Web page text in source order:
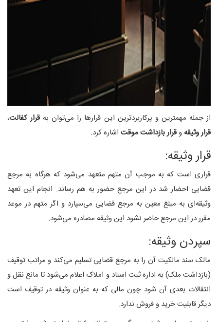
از جمله مهمترین و پرکاربردترین این قرارها را می‌توان به قرار کفالت،
قرار وثیقه وقرار بازداشت موقت اشاره کرد.
قرار وثیقه:
قراری است که به موجب آن متهم متعهد می‌شود که هرگاه به مرجع
قضایی احضار شد در این مرجع حضور به هم رساند. انجام این تعهد
وثیقه‌ای به مبلغ معین به مرجع قضایی می‌سپارد و اگر متهم در موعد
مقرر در این مرجع حاضر نشود این وثیقه مصادره می‌شود.
سپردن وثیقه:
مالک سند مالکیت آن را به مرجع قضایی تسلیم می‌کند و مراتب توقیف
(بازداشت ملک) به اداره ثبت اسناد و املاک اعلام می‌شود تا مانع نقل و
انتقالات بعدی آن شود چون مالی که به عنوان وثیقه در توقیف است
دیگر قابلیت خرید و فروش ندارد.